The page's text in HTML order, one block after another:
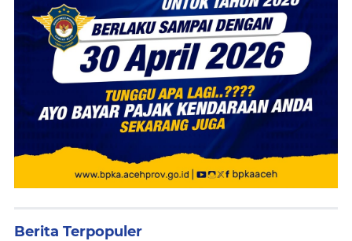
Berita Terpopuler